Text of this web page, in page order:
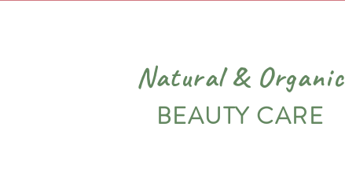
Natural & Organic
BEAUTY CARE